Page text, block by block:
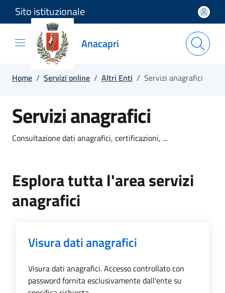
Salta e vai al contenuto
Salta e vai al footer
Sito istituzionale
Anacapri
Home / Servizi online / Altri Enti / Servizi anagrafici
Servizi anagrafici
Consultazione dati anagrafici, certificazioni, ...
Esplora tutta l'area servizi
anagrafici
Visura dati anagrafici
Visura dati anagrafici. Accesso controllato con
password fornita esclusivamente dall'ente su